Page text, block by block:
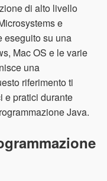
di alto livello
e
eseguito su una
Mac OS e le varie
una
riferimento ti
e pratici durante
Java.